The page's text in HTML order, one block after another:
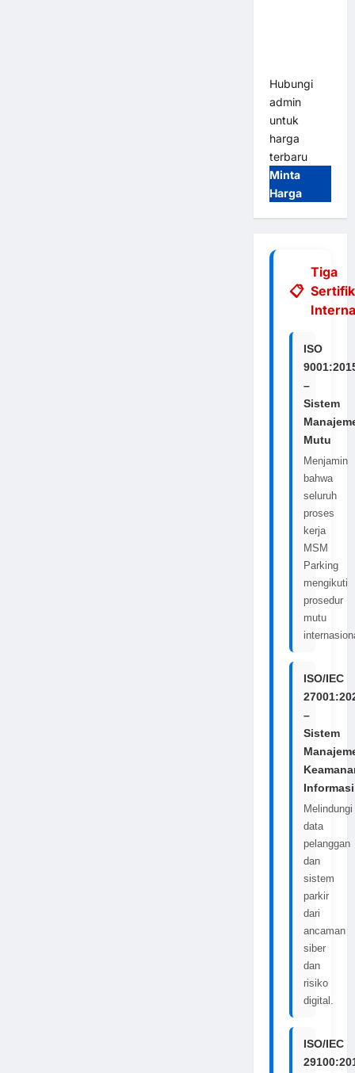
Hubungi
admin
untuk
harga
terbaru
Minta
Harga
Tiga
ISO
–
Sistem
Mutu
Menjamin
bahwa
seluruh
proses
kerja
MSM
Parking
mengikuti
prosedur
mutu
ISO/IEC
–
Sistem
Informasi
Melindungi
data
pelanggan
dan
sistem
parkir
dari
ancaman
siber
dan
risiko
digital.
ISO/IEC